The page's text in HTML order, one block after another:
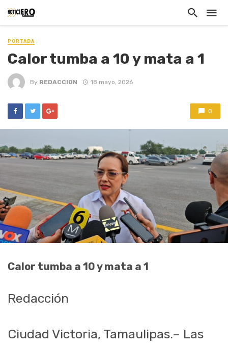
PORTADA
Calor tumba a 10 y mata a 1
By REDACCION 18 mayo, 2026
0
Calor tumba a 10 y mata a 1
Redacción
Ciudad Victoria, Tamaulipas.– Las